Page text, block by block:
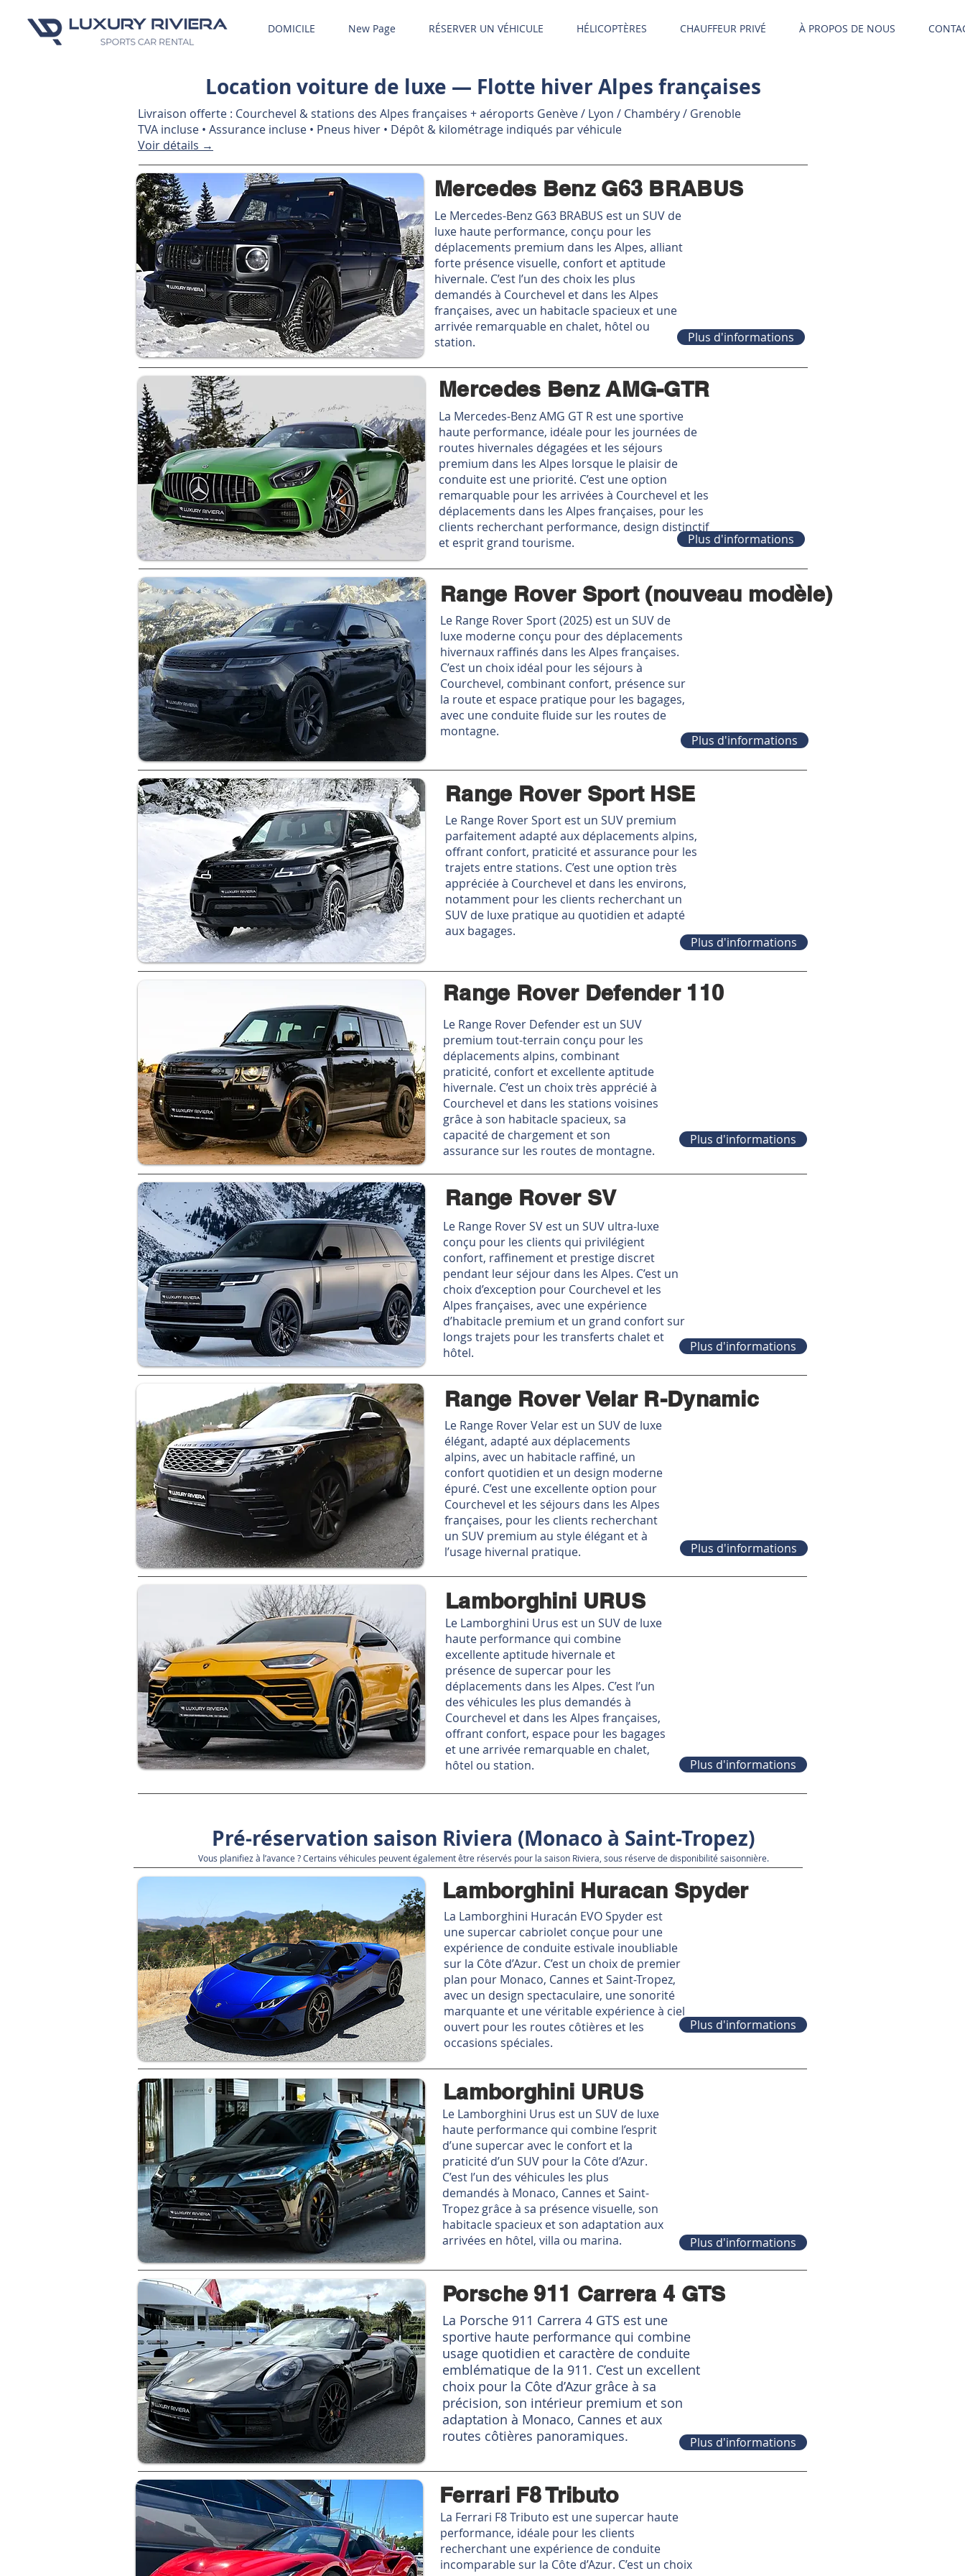
DOMICILE New Page RÉSERVER UN VÉHICULE HÉLICOPTÈRES CHAUFFEUR PRIVÉ À PROPOS DE NOUS
Location voiture de luxe — Flotte hiver Alpes françaises
Livraison offerte : Courchevel & stations des Alpes françaises + aéroports Genève / Lyon / Chambéry / Grenoble
TVA incluse • Assurance incluse • Pneus hiver • Dépôt & kilométrage indiqués par véhicule
Voir détails →
Mercedes Benz G63 BRABUS
Le Mercedes-Benz G63 BRABUS est un SUV de
luxe haute performance, conçu pour les
déplacements premium dans les Alpes, alliant
forte présence visuelle, confort et aptitude
hivernale. C’est l’un des choix les plus
demandés à Courchevel et dans les Alpes
françaises, avec un habitacle spacieux et une
arrivée remarquable en chalet, hôtel ou
station.
Plus d'informations
Mercedes Benz AMG-GTR
La Mercedes-Benz AMG GT R est une sportive
haute performance, idéale pour les journées de
routes hivernales dégagées et les séjours
premium dans les Alpes lorsque le plaisir de
conduite est une priorité. C’est une option
remarquable pour les arrivées à Courchevel et les
déplacements dans les Alpes françaises, pour les
clients recherchant performance, design distinctif
et esprit grand tourisme.
Plus d'informations
Range Rover Sport (nouveau modèle)
Le Range Rover Sport (2025) est un SUV de
luxe moderne conçu pour des déplacements
hivernaux raffinés dans les Alpes françaises.
C’est un choix idéal pour les séjours à
Courchevel, combinant confort, présence sur
la route et espace pratique pour les bagages,
avec une conduite fluide sur les routes de
montagne.
Plus d'informations
Range Rover Sport HSE
Le Range Rover Sport est un SUV premium
parfaitement adapté aux déplacements alpins,
offrant confort, praticité et assurance pour les
trajets entre stations. C’est une option très
appréciée à Courchevel et dans les environs,
notamment pour les clients recherchant un
SUV de luxe pratique au quotidien et adapté
aux bagages.
Plus d'informations
Range Rover Defender 110
Le Range Rover Defender est un SUV
premium tout-terrain conçu pour les
déplacements alpins, combinant
praticité, confort et excellente aptitude
hivernale. C’est un choix très apprécié à
Courchevel et dans les stations voisines
grâce à son habitacle spacieux, sa
capacité de chargement et son
assurance sur les routes de montagne.
Plus d'informations
Range Rover SV
Le Range Rover SV est un SUV ultra-luxe
conçu pour les clients qui privilégient
confort, raffinement et prestige discret
pendant leur séjour dans les Alpes. C’est un
choix d’exception pour Courchevel et les
Alpes françaises, avec une expérience
d’habitacle premium et un grand confort sur
longs trajets pour les transferts chalet et
hôtel.
Plus d'informations
Range Rover Velar R-Dynamic
Le Range Rover Velar est un SUV de luxe
élégant, adapté aux déplacements
alpins, avec un habitacle raffiné, un
confort quotidien et un design moderne
épuré. C’est une excellente option pour
Courchevel et les séjours dans les Alpes
françaises, pour les clients recherchant
un SUV premium au style élégant et à
l’usage hivernal pratique.
Plus d'informations
Lamborghini URUS
Le Lamborghini Urus est un SUV de luxe
haute performance qui combine
excellente aptitude hivernale et
présence de supercar pour les
déplacements dans les Alpes. C’est l’un
des véhicules les plus demandés à
Courchevel et dans les Alpes françaises,
offrant confort, espace pour les bagages
et une arrivée remarquable en chalet,
hôtel ou station.
Plus d'informations
Pré-réservation saison Riviera (Monaco à Saint-Tropez)
Vous planifiez à l’avance ? Certains véhicules peuvent également être réservés pour la saison Riviera, sous réserve de disponibilité saisonnière.
Lamborghini Huracan Spyder
La Lamborghini Huracán EVO Spyder est
une supercar cabriolet conçue pour une
expérience de conduite estivale inoubliable
sur la Côte d’Azur. C’est un choix de premier
plan pour Monaco, Cannes et Saint-Tropez,
avec un design spectaculaire, une sonorité
marquante et une véritable expérience à ciel
ouvert pour les routes côtières et les
occasions spéciales.
Plus d'informations
Lamborghini URUS
Le Lamborghini Urus est un SUV de luxe
haute performance qui combine l’esprit
d’une supercar avec le confort et la
praticité d’un SUV pour la Côte d’Azur.
C’est l’un des véhicules les plus
demandés à Monaco, Cannes et Saint-
Tropez grâce à sa présence visuelle, son
habitacle spacieux et son adaptation aux
arrivées en hôtel, villa ou marina.
Plus d'informations
Porsche 911 Carrera 4 GTS
La Porsche 911 Carrera 4 GTS est une
sportive haute performance qui combine
usage quotidien et caractère de conduite
emblématique de la 911. C’est un excellent
choix pour la Côte d’Azur grâce à sa
précision, son intérieur premium et son
adaptation à Monaco, Cannes et aux
routes côtières panoramiques.
Plus d'informations
Ferrari F8 Tributo
La Ferrari F8 Tributo est une supercar haute
performance, idéale pour les clients
recherchant une expérience de conduite
incomparable sur la Côte d’Azur. C’est un choix